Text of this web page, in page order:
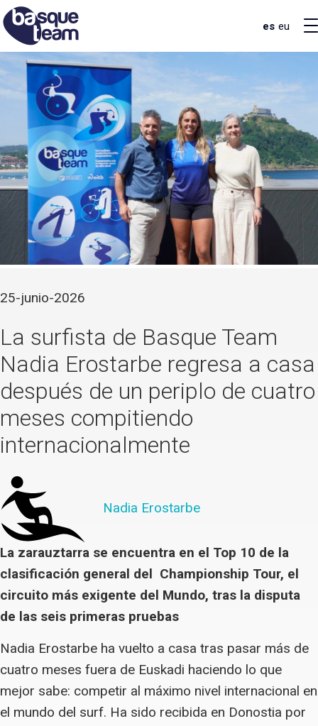
es eu
25-junio-2026
La surfista de Basque Team
Nadia Erostarbe regresa a casa
después de un periplo de cuatro
meses compitiendo
internacionalmente
Nadia Erostarbe
La zarauztarra se encuentra en el Top 10 de la
clasificación general del Championship Tour, el
circuito más exigente del Mundo, tras la disputa
de las seis primeras pruebas
Nadia Erostarbe ha vuelto a casa tras pasar más de
cuatro meses fuera de Euskadi haciendo lo que
mejor sabe: competir al máximo nivel internacional en
el mundo del surf. Ha sido recibida en Donostia por